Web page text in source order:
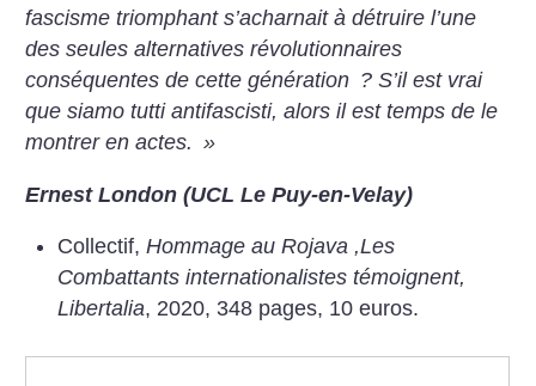
fascisme triomphant s’acharnait à détruire l’une
des seules alternatives révolutionnaires
conséquentes de cette génération ? S’il est vrai
que siamo tutti antifascisti, alors il est temps de le
montrer en actes. »
Ernest London (UCL Le Puy-en-Velay)
Collectif, Hommage au Rojava ,Les
Combattants internationalistes témoignent,
Libertalia, 2020, 348 pages, 10 euros.